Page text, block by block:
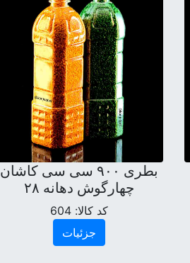
بطری ۹۰۰ سی سی کاشان
چهارگوش دهانه ۲۸
کد کالا:604
جزئیات